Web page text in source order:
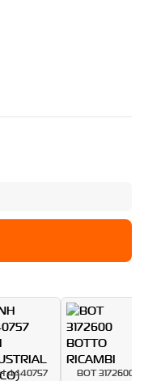
4440757 BOT 3172600